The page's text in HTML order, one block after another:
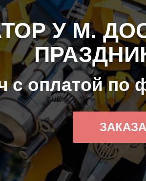
У М.
с оплатой по